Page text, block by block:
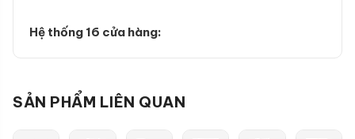
Hệ thống 16 cửa hàng:
SẢN PHẨM LIÊN QUAN